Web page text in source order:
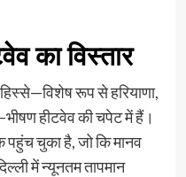
का विस्तार
रूप से हरियाणा,
हीटवेव की चपेट में हैं।
चुका है, जो कि मानव
में न्यूनतम तापमान